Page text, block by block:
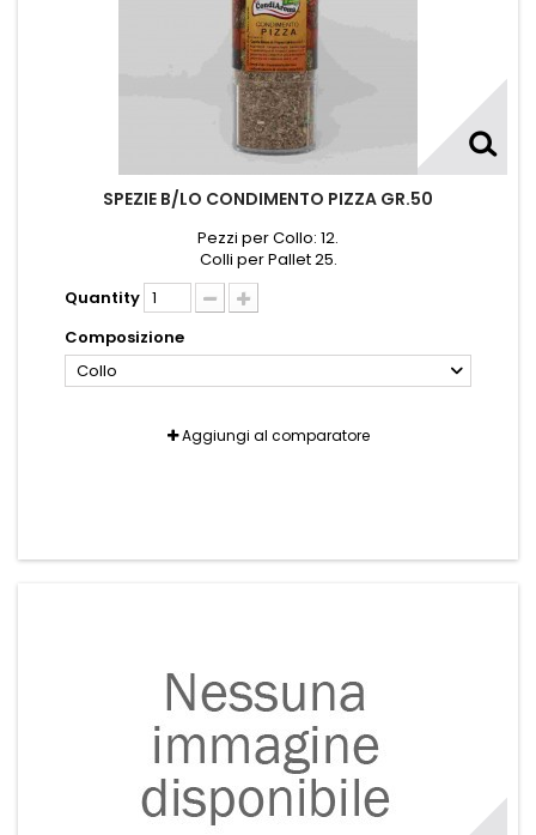
SPEZIE B/LO CONDIMENTO PIZZA GR.50
Pezzi per Collo: 12.
Colli per Pallet 25.
Quantity
Composizione
Collo
Aggiungi al comparatore